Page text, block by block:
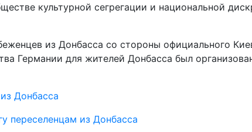
культурной сегрегации и национальной
из Донбасса со стороны официального
Германии для жителей Донбасса был
Донбасса
переселенцам из Донбасса